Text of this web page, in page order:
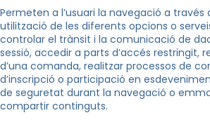
Permeten a l’usuari la navegació a través
utilització de les diferents opcions o
controlar el trànsit i la comunicació de
sessió, accedir a parts d’accés restringit,
d’una comanda, realitzar processos de
d’inscripció o participació en
de seguretat durant la navegació o
compartir continguts.